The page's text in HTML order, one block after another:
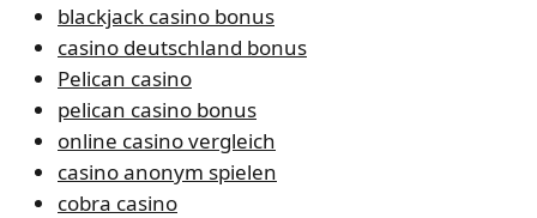
blackjack casino bonus
casino deutschland bonus
Pelican casino
pelican casino bonus
online casino vergleich
casino anonym spielen
cobra casino